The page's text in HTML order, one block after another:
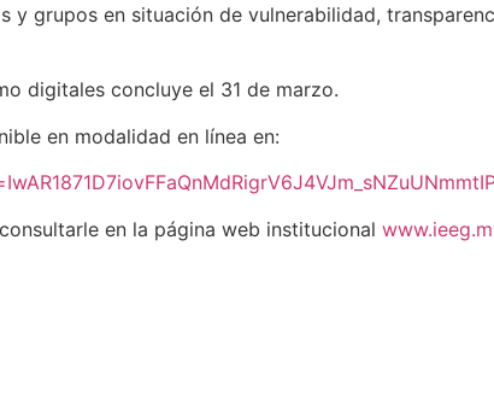
y grupos en situación de vulnerabilidad,
digitales concluye el 31 de marzo.
en modalidad en línea en:
en la página web institucional